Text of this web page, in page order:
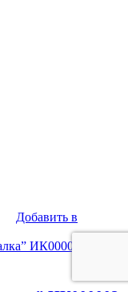
Добавить в